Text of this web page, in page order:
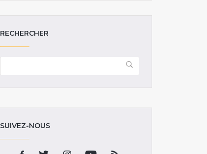
RECHERCHER
SUIVEZ-NOUS